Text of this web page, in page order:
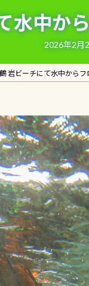
水中か
2026年2月
岩ビーチにて水中から